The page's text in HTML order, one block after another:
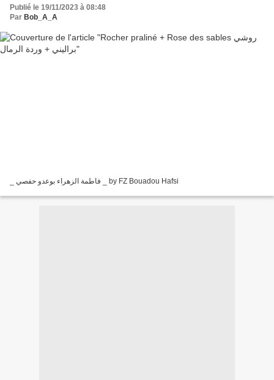
Publié le 19/11/2023 à 08:48
Par Bob_A_A
_ فاطمة الزهراء بوعدو حفصي _ by FZ Bouadou Hafsi